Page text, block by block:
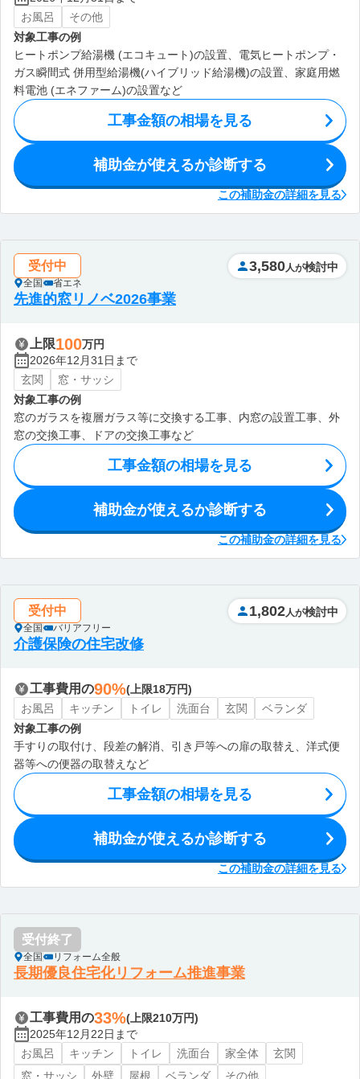
お風呂
その他
対象工事の例
ヒートポンプ給湯機 (エコキュート)の設置、電気ヒートポンプ・
ガス瞬間式 併用型給湯機(ハイブリッド給湯機)の設置、家庭用燃
料電池 (エネファーム)の設置など
工事金額の相場を見る
補助金が使えるか診断する
この補助金の詳細を見る
受付中
全国 省エネ
3,580 人が検討中
先進的窓リノベ2026事業
上限100万円
2026年12月31日まで
玄関
窓・サッシ
対象工事の例
窓のガラスを複層ガラス等に交換する工事、内窓の設置工事、外
窓の交換工事、ドアの交換工事など
工事金額の相場を見る
補助金が使えるか診断する
この補助金の詳細を見る
受付中
全国 バリアフリー
1,802 人が検討中
介護保険の住宅改修
工事費用の90%(上限18万円)
お風呂
キッチン トイレ 洗面台 玄関
ベランダ
対象工事の例
手すりの取付け、段差の解消、引き戸等への扉の取替え、洋式便
器等への便器の取替えなど
工事金額の相場を見る
補助金が使えるか診断する
この補助金の詳細を見る
受付終了
全国 リフォーム全般
長期優良住宅化リフォーム推進事業
工事費用の33%(上限210万円)
2025年12月22日まで
お風呂
キッチン トイレ 洗面台 家全体
玄関
窓・サッシ
外壁 屋根 ベランダ
その他